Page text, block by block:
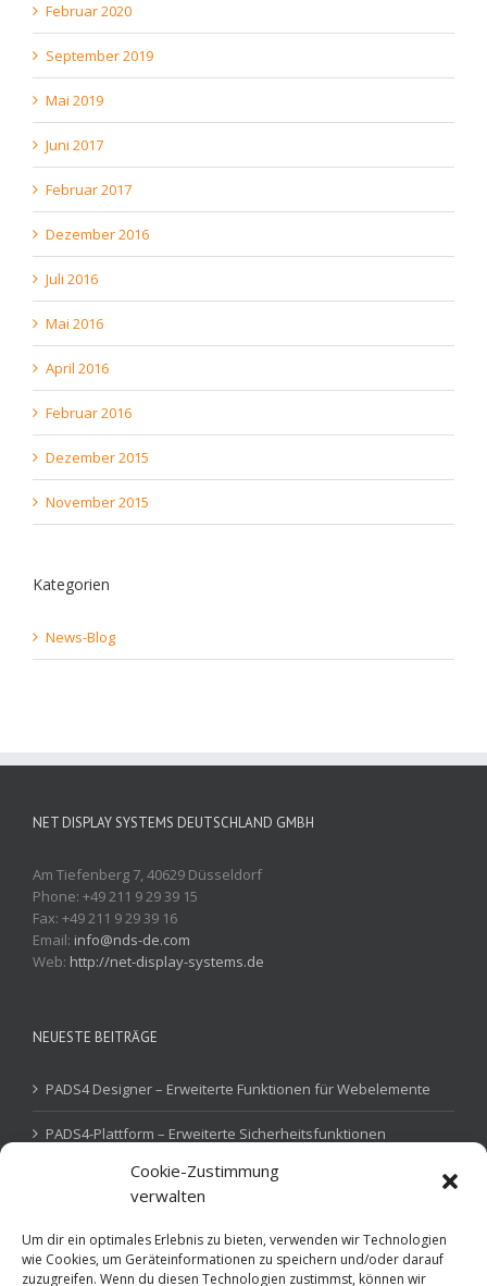
Cookie-Zustimmung
verwalten
Um dir ein optimales Erlebnis zu bieten, verwenden wir Technologien
wie Cookies, um Geräteinformationen zu speichern und/oder darauf
zuzugreifen. Wenn du diesen Technologien zustimmst, können wir
Februar 2020
September 2019
Mai 2019
Juni 2017
Februar 2017
Dezember 2016
Juli 2016
Mai 2016
April 2016
Februar 2016
Dezember 2015
November 2015
Kategorien
News-Blog
NET DISPLAY SYSTEMS DEUTSCHLAND GMBH
Am Tiefenberg 7, 40629 Düsseldorf
Phone: +49 211 9 29 39 15
Fax: +49 211 9 29 39 16
Email: info@nds-de.com
Web: http://net-display-systems.de
NEUESTE BEITRÄGE
PADS4 Designer – Erweiterte Funktionen für Webelemente
PADS4-Plattform – Erweiterte Sicherheitsfunktionen
PADS4 Device Gateway – IoT-Steuerung
SKILLS